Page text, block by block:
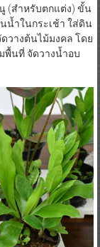
(สำหรับตกแต่ง) ขั้น
น้ำในกระเช้า ใส่ดิน
วางต้นไม้มงคล โดย
พื้นที่ จัดวางน้ำอบ